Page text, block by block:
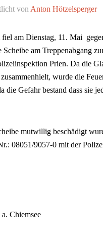
von Anton Hötzelsperger
am Dienstag, 11. Mai
am Treppenabgang
Prien. Da die
wurde die
die Gefahr bestand dass sie
mutwillig beschädigt
08051/9057-0 mit der
Chiemsee